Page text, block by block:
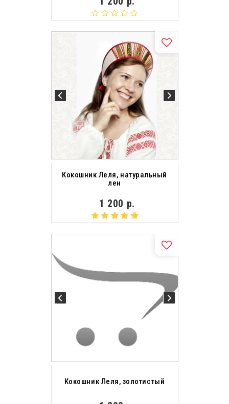
Кокошник Леля, натуральный
лен
1 200 р.
Кокошник Леля, золотистый